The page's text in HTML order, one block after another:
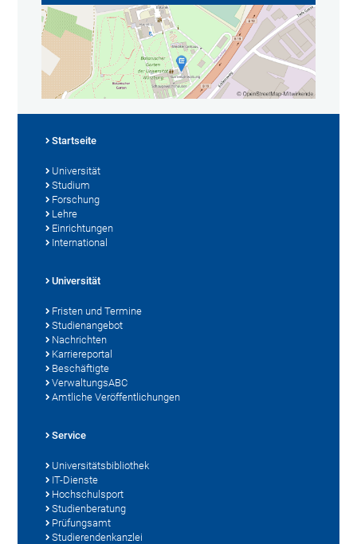
Startseite
Universität
Studium
Forschung
Lehre
Einrichtungen
International
Universität
Fristen und Termine
Studienangebot
Nachrichten
Karriereportal
Beschäftigte
VerwaltungsABC
Amtliche Veröffentlichungen
Service
Universitätsbibliothek
IT-Dienste
Hochschulsport
Studienberatung
Prüfungsamt
Studierendenkanzlei